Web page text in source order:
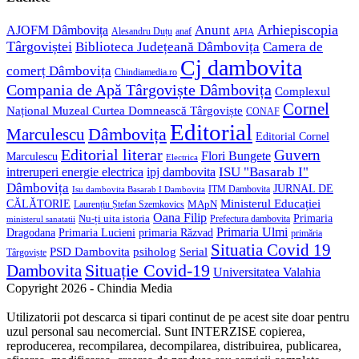
AJOFM Dâmbovița Alesandru Duțu anaf Anunt APIA Arhiepiscopia
Târgoviștei Biblioteca Județeană Dâmbovița Camera de
comerț Dâmbovița Chindiamedia.ro Cj dambovita
Compania de Apă Târgoviște Dâmbovița Complexul
Național Muzeal Curtea Domnească Târgoviște CONAF Cornel
Marculescu DâmbovițaEditorial Editorial Cornel
Marculescu Editorial literar Electrica Flori Bungete Guvern
intreruperi energie electrica ipj dambovita ISU "Basarab I"
Dâmbovița Isu dambovita Basarab I Dambovita ITM Dambovita JURNAL DE
CĂLĂTORIE Laurențiu Ștefan Szemkovics MApN Ministerul Educației
ministerul sanatatii Nu-ți uita istoria Oana Filip Prefectura dambovita Primaria
Dragodana Primaria Lucieni primaria Răzvad Primaria Ulmi primăria
Târgoviște PSD Dambovita psiholog Serial Situatia Covid 19
Dambovita Situație Covid-19 Universitatea Valahia
Copyright 2026 - Chindia Media
Utilizatorii pot descarca si tipari continut de pe acest site doar pentru
uzul personal sau necomercial. Sunt INTERZISE copierea,
reproducerea, recompilarea, decompilarea, distribuirea, publicarea,